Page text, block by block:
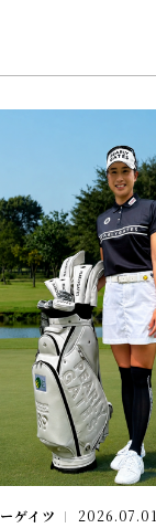
ゲイツ 2026.07.01